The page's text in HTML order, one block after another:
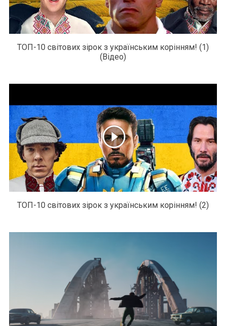
ТОП-10 світових зірок з українським корінням! (1)
(Відео)
ТОП-10 світових зірок з українським корінням! (2)